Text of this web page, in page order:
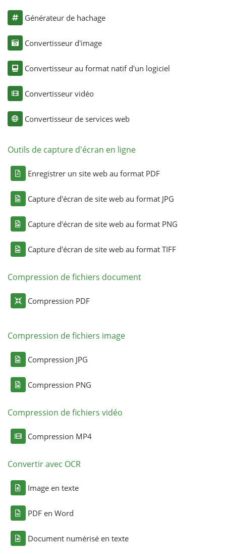
Générateur de hachage
Convertisseur d'image
Convertisseur au format natif d'un logiciel
Convertisseur vidéo
Convertisseur de services web
Outils de capture d'écran en ligne
Enregistrer un site web au format PDF
Capture d'écran de site web au format JPG
Capture d'écran de site web au format PNG
Capture d'écran de site web au format TIFF
Compression de fichiers document
Compression PDF
Compression de fichiers image
Compression JPG
Compression PNG
Compression de fichiers vidéo
Compression MP4
Convertir avec OCR
Image en texte
PDF en Word
Document numérisé en texte